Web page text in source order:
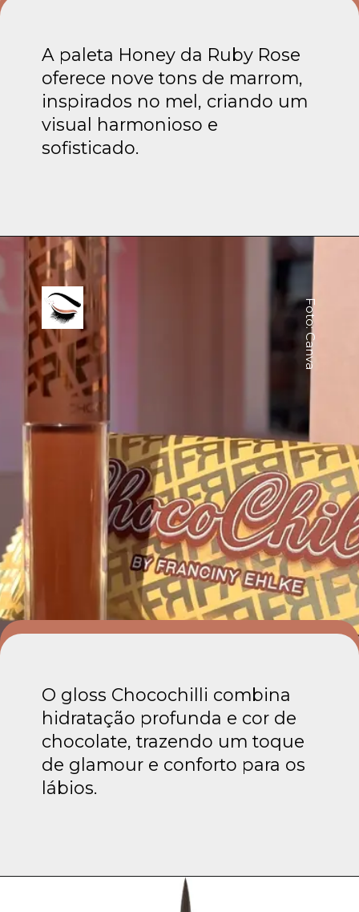
A paleta Honey da Ruby Rose
oferece nove tons de marrom,
inspirados no mel, criando um
visual harmonioso e
sofisticado.
O gloss Chocochilli combina
hidratação profunda e cor de
chocolate, trazendo um toque
de glamour e conforto para os
lábios.
Foto: Canva